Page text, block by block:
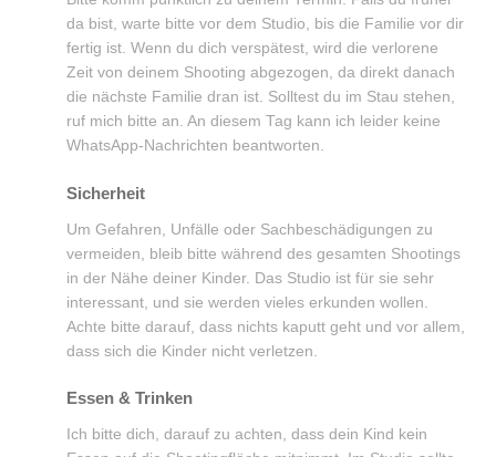
da bist, warte bitte vor dem Studio, bis die Familie vor dir
fertig ist. Wenn du dich verspätest, wird die verlorene
Zeit von deinem Shooting abgezogen, da direkt danach
die nächste Familie dran ist. Solltest du im Stau stehen,
ruf mich bitte an. An diesem Tag kann ich leider keine
WhatsApp-Nachrichten beantworten.
Sicherheit
Um Gefahren, Unfälle oder Sachbeschädigungen zu
vermeiden, bleib bitte während des gesamten Shootings
in der Nähe deiner Kinder. Das Studio ist für sie sehr
interessant, und sie werden vieles erkunden wollen.
Achte bitte darauf, dass nichts kaputt geht und vor allem,
dass sich die Kinder nicht verletzen.
Essen & Trinken
Ich bitte dich, darauf zu achten, dass dein Kind kein